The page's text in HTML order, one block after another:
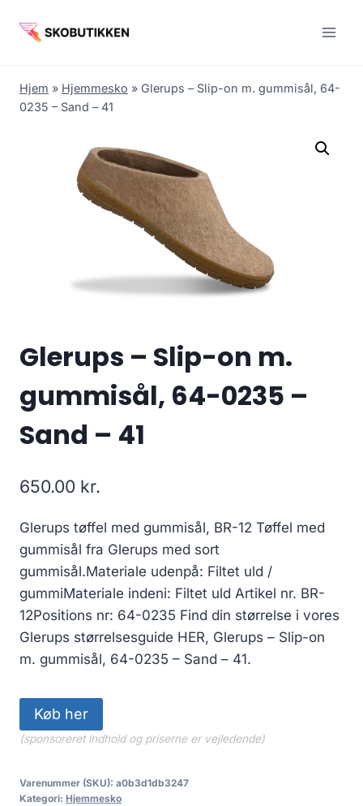
Hjem » Hjemmesko » Glerups – Slip-on m. gummisål, 64-
0235 – Sand – 41
Glerups – Slip-on m.
gummisål, 64-0235 –
Sand – 41
650.00 kr.
Glerups tøffel med gummisål, BR-12 Tøffel med
gummisål fra Glerups med sort
gummisål.Materiale udenpå: Filtet uld /
gummiMateriale indeni: Filtet uld Artikel nr. BR-
12Positions nr: 64-0235 Find din størrelse i vores
Glerups størrelsesguide HER, Glerups – Slip-on
m. gummisål, 64-0235 – Sand – 41.
Køb her
(sponsoreret indhold og priserne er vejledende)
Varenummer (SKU): a0b3d1db3247
Kategori: Hjemmesko